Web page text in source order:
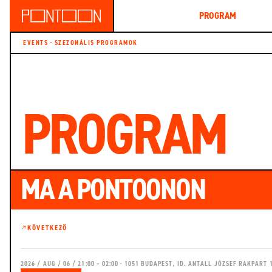
PROGRAM
EVENTS · SZEZONÁLIS PROGRAMOK
PROGRAM
MA A PONTOONON
KÖVETKEZŐ
2026 / AUG / 06 / 21:00 – 02:00 · 1051 BUDAPEST, ID. ANTALL JÓZSEF RAKPART